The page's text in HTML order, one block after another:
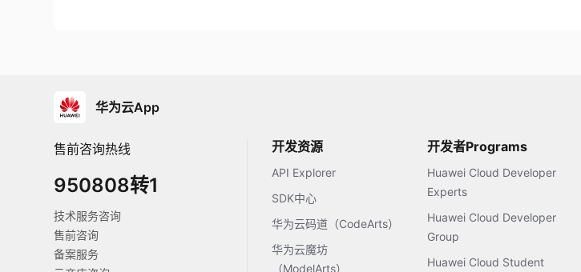
华为云App
售前咨询热线
950808转1
技术服务咨询
售前咨询
备案服务
开发资源
API Explorer
SDK中心
华为云码道（CodeArts）
华为云魔坊
（ModelArts）
开发者Programs
Huawei Cloud Developer
Experts
Huawei Cloud Developer
Group
Huawei Cloud Student